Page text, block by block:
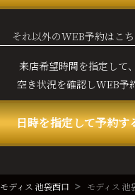
それ以外のWEB予約はこ
来店希望時間を指定して、
空き状況を確認しWEB予
日時を指定して予約す
モディス 池袋西口 モディス